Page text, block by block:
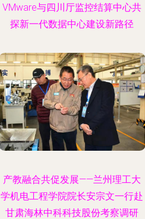
VMware与四川厅监控结算中心共
探新一代数据中心建设新路径
产教融合共促发展——兰州理工大
学机电工程学院院长安宗文一行赴
甘肃海林中科科技股份考察调研